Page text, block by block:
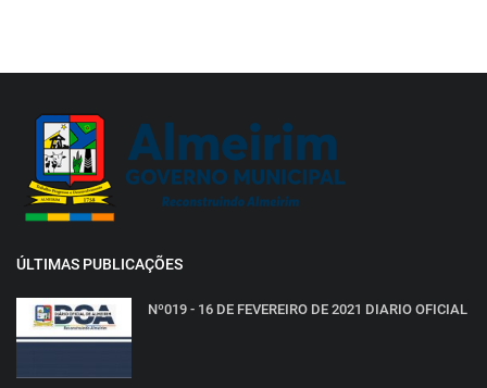
ÚLTIMAS PUBLICAÇÕES
Nº019 - 16 DE FEVEREIRO DE 2021 DIARIO OFICIAL